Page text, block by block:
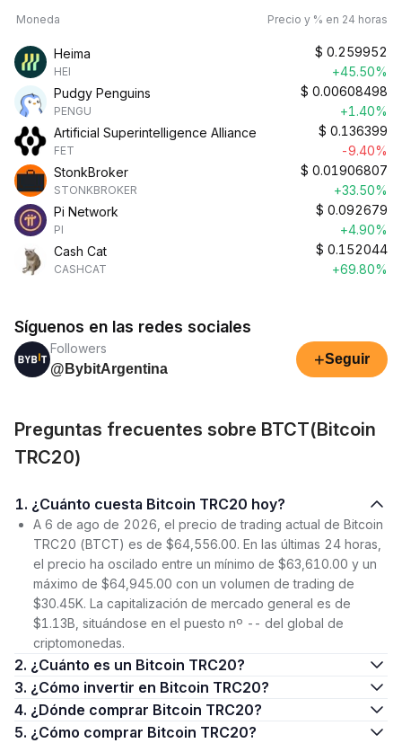
Moneda Precio y % en 24 horas
Heima
HEI
$ 0.259952
+45.50%
Pudgy Penguins
PENGU
$ 0.00608498
+1.40%
Artificial Superintelligence Alliance
FET
$ 0.136399
-9.40%
StonkBroker
STONKBROKER
$ 0.01906807
+33.50%
Pi Network
PI
$ 0.092679
+4.90%
Cash Cat
CASHCAT
$ 0.152044
+69.80%
Síguenos en las redes sociales
Followers
@BybitArgentina
+Seguir
Preguntas frecuentes sobre BTCT(Bitcoin
TRC20)
1. ¿Cuánto cuesta Bitcoin TRC20 hoy?
A 6 de ago de 2026, el precio de trading actual de Bitcoin
TRC20 (BTCT) es de $64,556.00. En las últimas 24 horas,
el precio ha oscilado entre un mínimo de $63,610.00 y un
máximo de $64,945.00 con un volumen de trading de
$30.45K. La capitalización de mercado general es de
$1.13B, situándose en el puesto nº -- del global de
criptomonedas.
2. ¿Cuánto es un Bitcoin TRC20?
3. ¿Cómo invertir en Bitcoin TRC20?
4. ¿Dónde comprar Bitcoin TRC20?
5. ¿Cómo comprar Bitcoin TRC20?